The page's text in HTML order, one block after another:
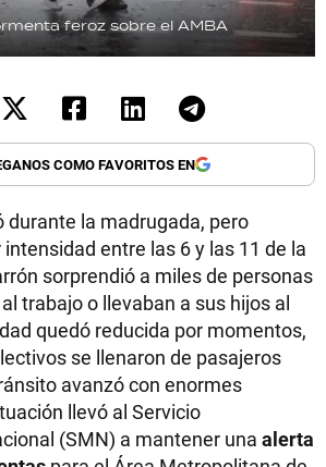
feroz sobre el AMBA
COMO FAVORITOS EN
durante la madrugada, pero
entre las 6 y las 11 de la
sorprendió a miles de personas
trabajo o llevaban a sus hijos al
quedó reducida por momentos,
se llenaron de pasajeros
avanzó con enormes
llevó al Servicio
(SMN) a mantener una alerta